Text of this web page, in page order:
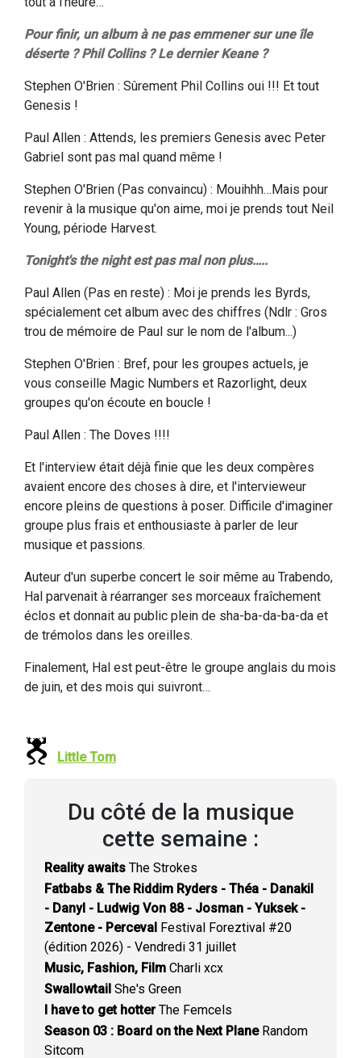
Pour finir, un album à ne pas emmener sur une île
déserte ? Phil Collins ? Le dernier Keane ?
Stephen O'Brien : Sûrement Phil Collins oui !!! Et tout
Genesis !
Paul Allen : Attends, les premiers Genesis avec Peter
Gabriel sont pas mal quand même !
Stephen O'Brien (Pas convaincu) : Mouihhh…Mais pour
revenir à la musique qu'on aime, moi je prends tout Neil
Young, période Harvest.
Tonight's the night est pas mal non plus…..
Paul Allen (Pas en reste) : Moi je prends les Byrds,
spécialement cet album avec des chiffres (Ndlr : Gros
trou de mémoire de Paul sur le nom de l'album...)
Stephen O'Brien : Bref, pour les groupes actuels, je
vous conseille Magic Numbers et Razorlight, deux
groupes qu'on écoute en boucle !
Paul Allen : The Doves !!!!
Et l'interview était déjà finie que les deux compères
avaient encore des choses à dire, et l'intervieweur
encore pleins de questions à poser. Difficile d'imaginer
groupe plus frais et enthousiaste à parler de leur
musique et passions.
Auteur d'un superbe concert le soir même au Trabendo,
Hal parvenait à réarranger ses morceaux fraîchement
éclos et donnait au public plein de sha-ba-da-ba-da et
de trémolos dans les oreilles.
Finalement, Hal est peut-être le groupe anglais du mois
de juin, et des mois qui suivront…
Little Tom
Du côté de la musique
cette semaine :
Reality awaits The Strokes
Fatbabs & The Riddim Ryders - Théa - Danakil
- Danyl - Ludwig Von 88 - Josman - Yuksek -
Zentone - Perceval Festival Foreztival #20
(édition 2026) - Vendredi 31 juillet
Music, Fashion, Film Charli xcx
Swallowtail She's Green
I have to get hotterThe Femcels
Season 03 : Board on the Next PlaneRandom
Sitcom